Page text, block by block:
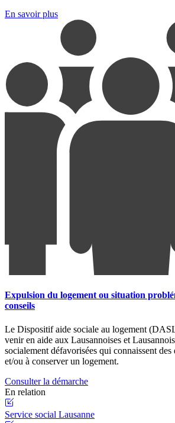
En savoir plus
Expulsion du logement ou situation
conseils
Le Dispositif aide sociale au logement
venir en aide aux Lausannoises et
socialement défavorisées qui connaissent
et/ou à conserver un logement.
Consulter la démarche
En relation
Service social Lausanne